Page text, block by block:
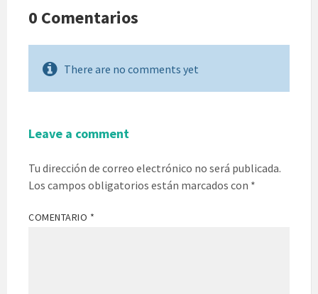
0 Comentarios
There are no comments yet
Leave a comment
Tu dirección de correo electrónico no será publicada.
Los campos obligatorios están marcados con *
COMENTARIO *